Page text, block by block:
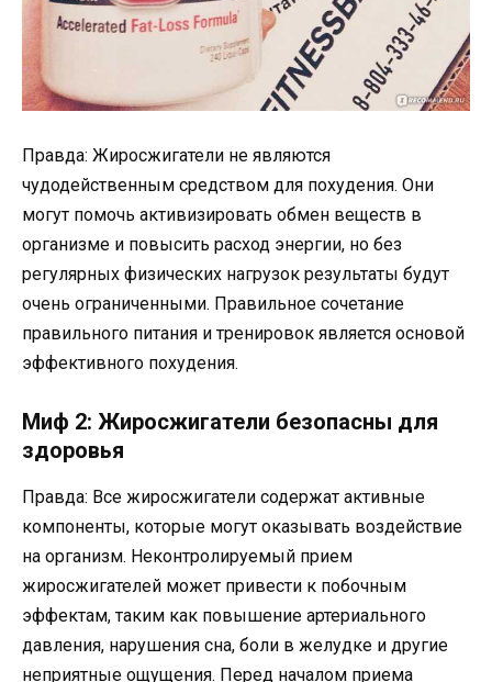
Правда: Жиросжигатели не являются
чудодейственным средством для похудения. Они
могут помочь активизировать обмен веществ в
организме и повысить расход энергии, но без
регулярных физических нагрузок результаты будут
очень ограниченными. Правильное сочетание
правильного питания и тренировок является основой
эффективного похудения.
Миф 2: Жиросжигатели безопасны для
здоровья
Правда: Все жиросжигатели содержат активные
компоненты, которые могут оказывать воздействие
на организм. Неконтролируемый прием
жиросжигателей может привести к побочным
эффектам, таким как повышение артериального
давления, нарушения сна, боли в желудке и другие
неприятные ощущения. Перед началом приема